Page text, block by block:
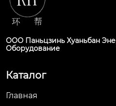
ООО Паньцзинь Хуаньбан
Оборудование
Каталог
Главная